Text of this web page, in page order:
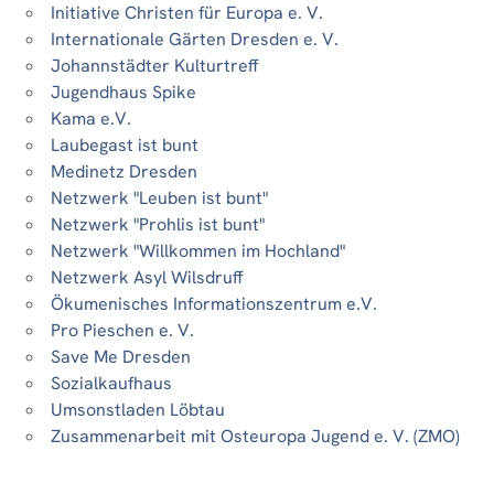
Initiative Christen für Europa e. V.
Internationale Gärten Dresden e. V.
Johannstädter Kulturtreff
Jugendhaus Spike
Kama e.V.
Laubegast ist bunt
Medinetz Dresden
Netzwerk "Leuben ist bunt"
Netzwerk "Prohlis ist bunt"
Netzwerk "Willkommen im Hochland"
Netzwerk Asyl Wilsdruff
Ökumenisches Informationszentrum e.V.
Pro Pieschen e. V.
Save Me Dresden
Sozialkaufhaus
Umsonstladen Löbtau
Zusammenarbeit mit Osteuropa Jugend e. V. (ZMO)